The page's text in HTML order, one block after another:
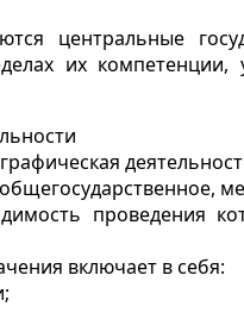
центральные
их компетенции,
проведения
включает в себя: